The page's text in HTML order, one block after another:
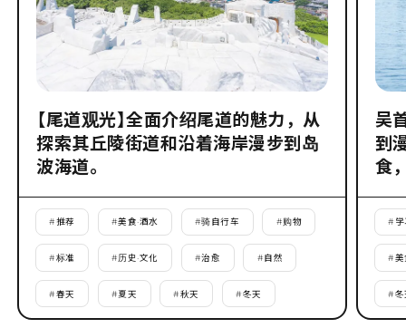
【尾道观光】全面介绍尾道的魅力，从
探索其丘陵街道和沿着海岸漫步到岛
波海道。
#推荐 #美食·酒水 #骑自行车 #购物
#标准 #历史·文化 #治愈 #自然
#春天 #夏天 #秋天 #冬天
吴
到
食
# 学
#美
#冬